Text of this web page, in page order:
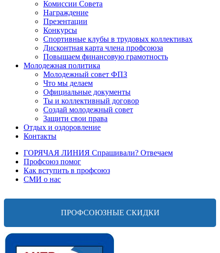
Комиссии Совета
Награждение
Презентации
Конкурсы
Спортивные клубы в трудовых коллективах
Дисконтная карта члена профсоюза
Повышаем финансовую грамотность
Молодежная политика
Молодежный совет ФПЗ
Что мы делаем
Официальные документы
Ты и коллективный договор
Создай молодежный совет
Защити свои права
Отдых и оздоровление
Контакты
ГОРЯЧАЯ ЛИНИЯ Спрашивали? Отвечаем
Профсоюз помог
Как вступить в профсоюз
СМИ о нас
ПРОФСОЮЗНЫЕ СКИДКИ